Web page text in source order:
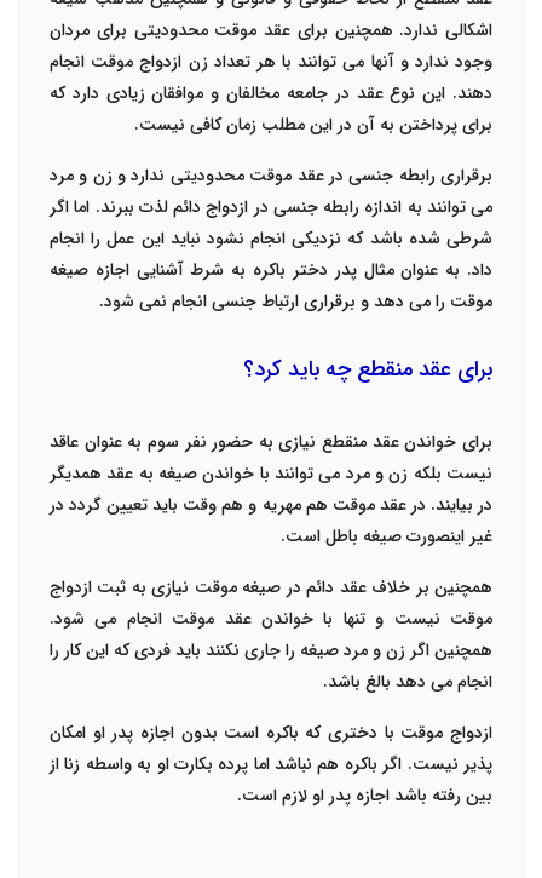
اشکالی ندارد. همچنین برای عقد موقت محدودیتی برای مردان
وجود ندارد و آنها می توانند با هر تعداد زن ازدواج موقت انجام
دهند. این نوع عقد در جامعه مخالفان و موافقان زیادی دارد که
برای پرداختن به آن در این مطلب زمان کافی نیست.
برقراری رابطه جنسی در عقد موقت محدودیتی ندارد و زن و مرد
می توانند به اندازه رابطه جنسی در ازدواج دائم لذت ببرند. اما اگر
شرطی شده باشد که نزدیکی انجام نشود نباید این عمل را انجام
داد. به عنوان مثال پدر دختر باکره به شرط آشنایی اجازه صیغه
موقت را می دهد و برقراری ارتباط جنسی انجام نمی شود.
برای عقد منقطع چه باید کرد؟
برای خواندن عقد منقطع نیازی به حضور نفر سوم به عنوان عاقد
نیست بلکه زن و مرد می توانند با خواندن صیغه به عقد همدیگر
در بیایند. در عقد موقت هم مهریه و هم وقت باید تعیین گردد در
غیر اینصورت صیغه باطل است.
همچنین بر خلاف عقد دائم در صیغه موقت نیازی به ثبت ازدواج
موقت نیست و تنها با خواندن عقد موقت انجام می شود.
همچنین اگر زن و مرد صیغه را جاری نکنند باید فردی که این کار را
انجام می دهد بالغ باشد.
ازدواج موقت با دختری که باکره است بدون اجازه پدر او امکان
پذیر نیست. اگر باکره هم نباشد اما پرده بکارت او به واسطه زنا از
بین رفته باشد اجازه پدر او لازم است.